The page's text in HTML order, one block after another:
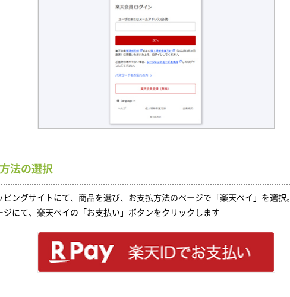
法の選択
ピングサイトにて、商品を選び、お支払方法のページで「楽天ペイ」を選択。
にて、楽天ペイの「お支払い」ボタンをクリックします